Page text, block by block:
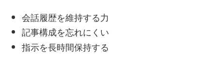
会話履歴を維持する力
記事構成を忘れにくい
指示を長時間保持する